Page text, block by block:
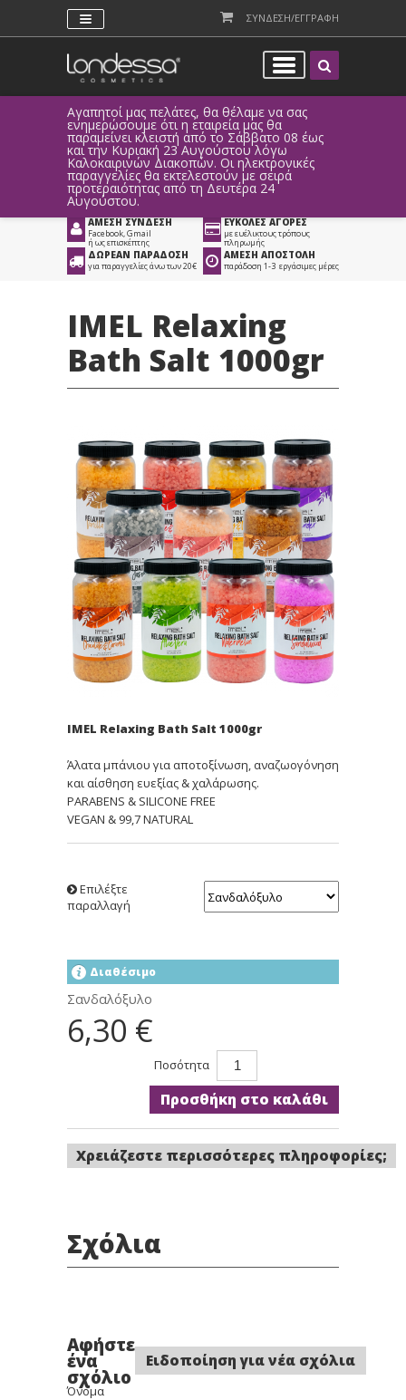
ΣΥΝΔΕΣΗ/ΕΓΓΡΑΦΗ
Αγαπητοί μας πελάτες, θα θέλαμε να σας
ενημερώσουμε ότι η εταιρεία μας θα
παραμείνει κλειστή από το Σάββατο 08 έως
και την Κυριακή 23 Αυγούστου λόγω
Καλοκαιρινών Διακοπών. Οι ηλεκτρονικές
παραγγελίες θα εκτελεστούν με σειρά
προτεραιότητας από τη Δευτέρα 24
Αυγούστου.
Προϊόντα > Είδη Αισθητικής
>
Προϊόντα Περιποίησης
>
Σώματος / Χεριών
ΑΜΕΣΗ ΣΥΝΔΕΣΗ
Facebook, Gmail
ή ως επισκέπτης
ΕΥΚΟΛΕΣ ΑΓΟΡΕΣ
με ευέλικτους τρόπους
πληρωμής
ΔΩΡΕΑΝ ΠΑΡΑΔΟΣΗ
για παραγγελίες άνω των 20€
ΑΜΕΣΗ ΑΠΟΣΤΟΛΗ
παράδοση 1-3 εργάσιμες μέρες
IMEL Relaxing
Bath Salt 1000gr
IMEL Relaxing Bath Salt 1000gr
Άλατα μπάνιου για αποτοξίνωση, αναζωογόνηση
και αίσθηση ευεξίας & χαλάρωσης.
PARABENS & SILICONE FREE
VEGAN & 99,7 NATURAL
Επιλέξτε
παραλλαγή
Διαθέσιμο
Σανδαλόξυλο
6,30 €
Ποσότητα
Προσθήκη στο καλάθι
Χρειάζεστε περισσότερες πληροφορίες;
Σχόλια
Αφήστε
ένα
σχόλιο
Ειδοποίηση για νέα σχόλια
Όνομα